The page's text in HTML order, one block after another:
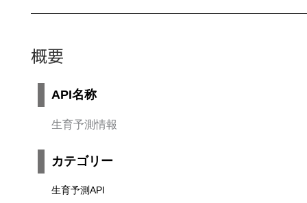
概要
API名称
生育予測情報
カテゴリー
生育予測API